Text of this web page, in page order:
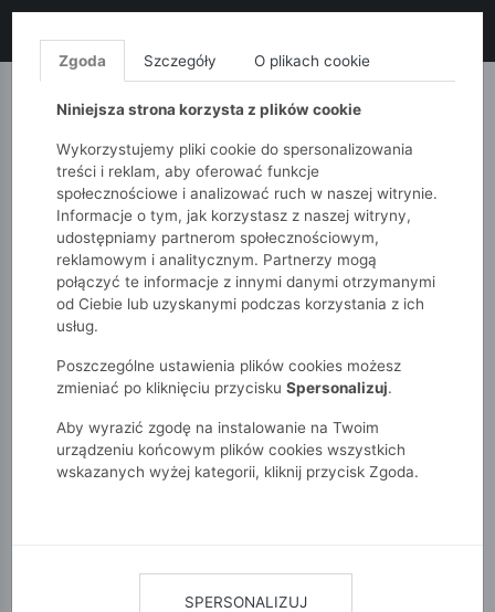
MONNARI QUIOSQUE
51015kids
Akcesoria
Buty zimowe - śniegowce dla chłopca - zielone - 5.10.15.
Zgoda Szczegóły O plikach cookie
Niniejsza strona korzysta z plików cookie
Wykorzystujemy pliki cookie do spersonalizowania
treści i reklam, aby oferować funkcje
społecznościowe i analizować ruch w naszej witrynie.
Informacje o tym, jak korzystasz z naszej witryny,
udostępniamy partnerom społecznościowym,
reklamowym i analitycznym. Partnerzy mogą
połączyć te informacje z innymi danymi otrzymanymi
od Ciebie lub uzyskanymi podczas korzystania z ich
usług.
Poszczególne ustawienia plików cookies możesz
zmieniać po kliknięciu przycisku Spersonalizuj.
Aby wyrazić zgodę na instalowanie na Twoim
urządzeniu końcowym plików cookies wszystkich
wskazanych wyżej kategorii, kliknij przycisk Zgoda.
SPERSONALIZUJ